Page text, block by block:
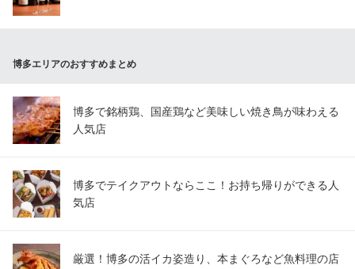
博多エリアのおすすめまとめ
博多で銘柄鶏、国産鶏など美味しい焼き鳥が味わえる
人気店
博多でテイクアウトならここ！お持ち帰りができる人
気店
厳選！博多の活イカ姿造り、本まぐろなど魚料理の店